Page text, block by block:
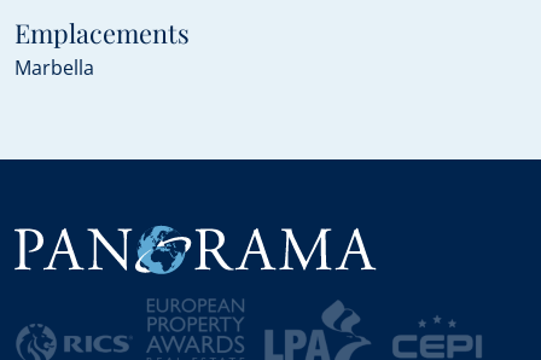
Emplacements
Marbella